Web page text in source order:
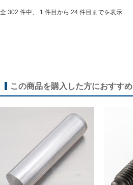
全 302 件中、 1 件目から 24 件目までを表示
この商品を購入した方におすすめ